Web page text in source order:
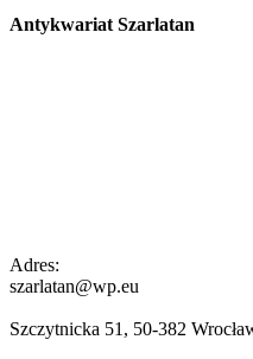
Antykwariat Szarlatan
Adres:
szarlatan@wp.eu
Szczytnicka 51, 50-382